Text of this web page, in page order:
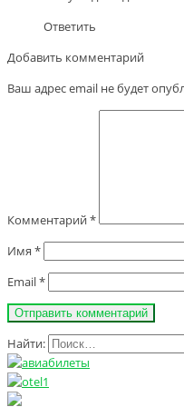
Ответить
Добавить комментарий
Ваш адрес email не будет
Комментарий*
Имя *
Email*
Найти: